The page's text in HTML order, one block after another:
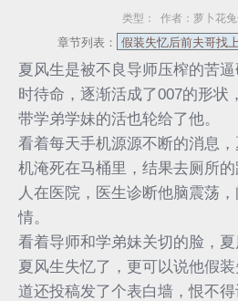
类型： 作者：萝卜花
章节列表：
夏风生是被不良导师压榨的苦
时待命，逐渐活成了007的形状
带学弟学妹的活也轮给了他。
看着每天手机源源不断的消息
机淹死在马桶里，结果去厕所
人在医院，医生诊断他脑震荡
情。
看着导师和学弟妹关切的脸，夏
夏风生失忆了，更可以说他假
道还投稿发了个表白墙，恨不